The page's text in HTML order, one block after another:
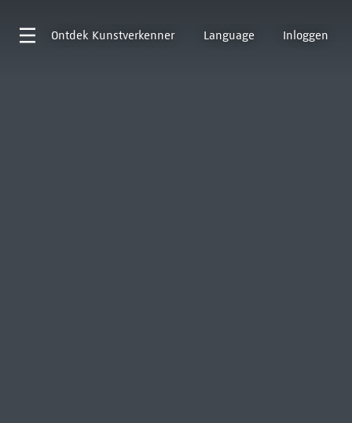
Ontdek Kunstverkenner Language Inloggen